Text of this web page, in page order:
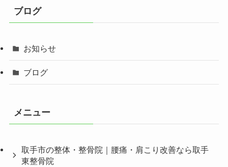
ブログ
お知らせ
ブログ
メニュー
取手市の整体・整骨院｜腰痛・肩こり改善なら取手
東整骨院